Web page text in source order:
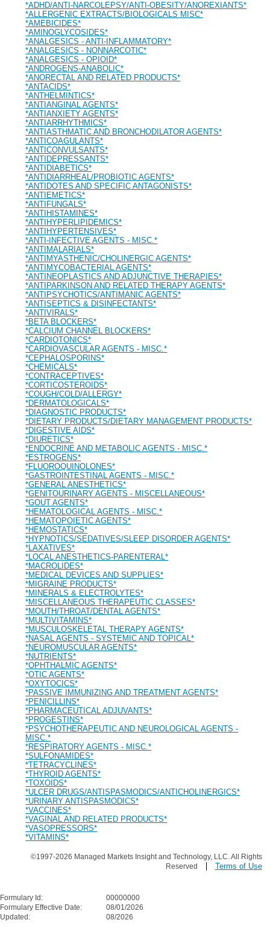
*ADHD/ANTI-NARCOLEPSY/ANTI-OBESITY/ANOREXIANTS*
*ALLERGENIC EXTRACTS/BIOLOGICALS MISC*
*AMEBICIDES*
*AMINOGLYCOSIDES*
*ANALGESICS - ANTI-INFLAMMATORY*
*ANALGESICS - NONNARCOTIC*
*ANALGESICS - OPIOID*
*ANDROGENS-ANABOLIC*
*ANORECTAL AND RELATED PRODUCTS*
*ANTACIDS*
*ANTHELMINTICS*
*ANTIANGINAL AGENTS*
*ANTIANXIETY AGENTS*
*ANTIARRHYTHMICS*
*ANTIASTHMATIC AND BRONCHODILATOR AGENTS*
*ANTICOAGULANTS*
*ANTICONVULSANTS*
*ANTIDEPRESSANTS*
*ANTIDIABETICS*
*ANTIDIARRHEAL/PROBIOTIC AGENTS*
*ANTIDOTES AND SPECIFIC ANTAGONISTS*
*ANTIEMETICS*
*ANTIFUNGALS*
*ANTIHISTAMINES*
*ANTIHYPERLIPIDEMICS*
*ANTIHYPERTENSIVES*
*ANTI-INFECTIVE AGENTS - MISC.*
*ANTIMALARIALS*
*ANTIMYASTHENIC/CHOLINERGIC AGENTS*
*ANTIMYCOBACTERIAL AGENTS*
*ANTINEOPLASTICS AND ADJUNCTIVE THERAPIES*
*ANTIPARKINSON AND RELATED THERAPY AGENTS*
*ANTIPSYCHOTICS/ANTIMANIC AGENTS*
*ANTISEPTICS & DISINFECTANTS*
*ANTIVIRALS*
*BETA BLOCKERS*
*CALCIUM CHANNEL BLOCKERS*
*CARDIOTONICS*
*CARDIOVASCULAR AGENTS - MISC.*
*CEPHALOSPORINS*
*CHEMICALS*
*CONTRACEPTIVES*
*CORTICOSTEROIDS*
*COUGH/COLD/ALLERGY*
*DERMATOLOGICALS*
*DIAGNOSTIC PRODUCTS*
*DIETARY PRODUCTS/DIETARY MANAGEMENT PRODUCTS*
*DIGESTIVE AIDS*
*DIURETICS*
*ENDOCRINE AND METABOLIC AGENTS - MISC.*
*ESTROGENS*
*FLUOROQUINOLONES*
*GASTROINTESTINAL AGENTS - MISC.*
*GENERAL ANESTHETICS*
*GENITOURINARY AGENTS - MISCELLANEOUS*
*GOUT AGENTS*
*HEMATOLOGICAL AGENTS - MISC.*
*HEMATOPOIETIC AGENTS*
*HEMOSTATICS*
*HYPNOTICS/SEDATIVES/SLEEP DISORDER AGENTS*
*LAXATIVES*
*LOCAL ANESTHETICS-PARENTERAL*
*MACROLIDES*
*MEDICAL DEVICES AND SUPPLIES*
*MIGRAINE PRODUCTS*
*MINERALS & ELECTROLYTES*
*MISCELLANEOUS THERAPEUTIC CLASSES*
*MOUTH/THROAT/DENTAL AGENTS*
*MULTIVITAMINS*
*MUSCULOSKELETAL THERAPY AGENTS*
*NASAL AGENTS - SYSTEMIC AND TOPICAL*
*NEUROMUSCULAR AGENTS*
*NUTRIENTS*
*OPHTHALMIC AGENTS*
*OTIC AGENTS*
*OXYTOCICS*
*PASSIVE IMMUNIZING AND TREATMENT AGENTS*
*PENICILLINS*
*PHARMACEUTICAL ADJUVANTS*
*PROGESTINS*
*PSYCHOTHERAPEUTIC AND NEUROLOGICAL AGENTS -
MISC.*
*RESPIRATORY AGENTS - MISC.*
*SULFONAMIDES*
*TETRACYCLINES*
*THYROID AGENTS*
*TOXOIDS*
*ULCER DRUGS/ANTISPASMODICS/ANTICHOLINERGICS*
*URINARY ANTISPASMODICS*
*VACCINES*
*VAGINAL AND RELATED PRODUCTS*
*VASOPRESSORS*
*VITAMINS*
©1997-2026 Managed Markets Insight and Technology, LLC. All Rights
Reserved
Terms of Use
Formulary Id:
00000000
Formulary Effective Date:
08/01/2026
Updated:
08/2026